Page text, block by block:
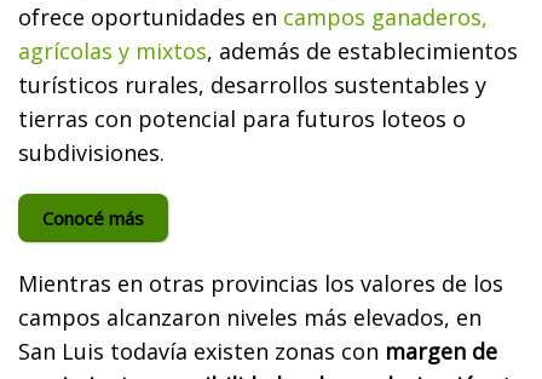
ofrece oportunidades en campos ganaderos,
agrícolas y mixtos, además de establecimientos
turísticos rurales, desarrollos sustentables y
tierras con potencial para futuros loteos o
subdivisiones.
Conocé más
Mientras en otras provincias los valores de los
campos alcanzaron niveles más elevados, en
San Luis todavía existen zonas con margen de